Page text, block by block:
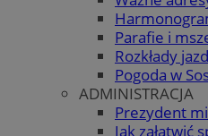
Parafie i
Rozkłady
Pogoda w
ADMINISTRACJA
Prezydent
Jak załatwić